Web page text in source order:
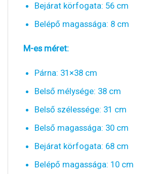
Bejárat körfogata: 56 cm
Belépő magassága: 8 cm
M-es méret:
Párna: 31×38 cm
Belső mélysége: 38 cm
Belső szélessége: 31 cm
Belső magassága: 30 cm
Bejárat körfogata: 68 cm
Belépő magassága: 10 cm